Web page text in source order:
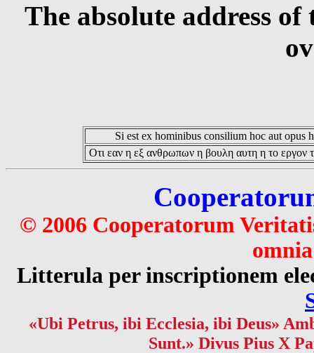
The absolute address
Si est ex hominibus consilium hoc aut opus
Οτι εαν η εξ ανθρωπων η βουλη αυτη η το εργον
© 2006 Cooperatorum
Litterula per inscriptionem
«Ubi Petrus, ibi Ecclesia, ibi Deus»
Sunt.» Divus Pius X